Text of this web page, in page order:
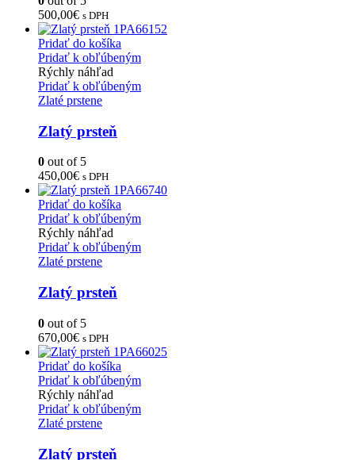
500,00€ s DPH
Pridať do košíka
Pridať k obľúbeným
Rýchly náhľad
Pridať k obľúbeným
Zlaté prstene
Zlatý prsteň
0 out of 5
450,00€ s DPH
Pridať do košíka
Pridať k obľúbeným
Rýchly náhľad
Pridať k obľúbeným
Zlaté prstene
Zlatý prsteň
0 out of 5
670,00€ s DPH
Pridať do košíka
Pridať k obľúbeným
Rýchly náhľad
Pridať k obľúbeným
Zlaté prstene
Zlatý prsteň